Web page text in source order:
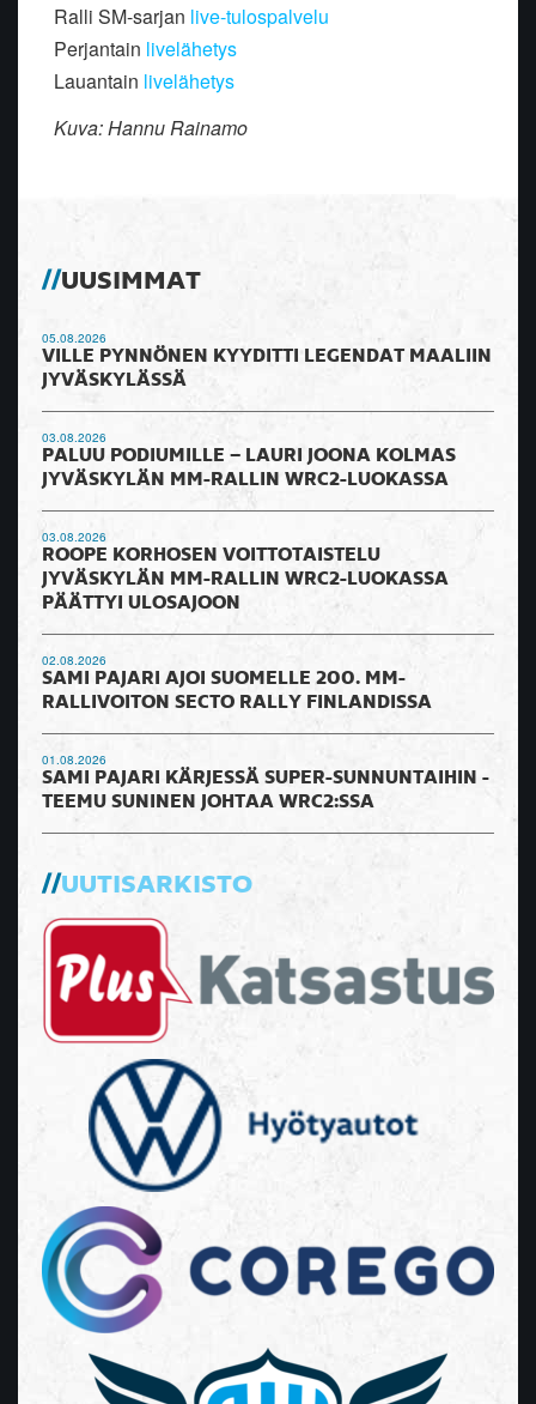
Ralli SM-sarjan live-tulospalvelu
Perjantain livelähetys
Lauantain livelähetys
Kuva: Hannu Rainamo
UUSIMMAT
05.08.2026
VILLE PYNNÖNEN KYYDITTI LEGENDAT MAALIIN
JYVÄSKYLÄSSÄ
03.08.2026
PALUU PODIUMILLE – LAURI JOONA KOLMAS
JYVÄSKYLÄN MM-RALLIN WRC2-LUOKASSA
03.08.2026
ROOPE KORHOSEN VOITTOTAISTELU
JYVÄSKYLÄN MM-RALLIN WRC2-LUOKASSA
PÄÄTTYI ULOSAJOON
02.08.2026
SAMI PAJARI AJOI SUOMELLE 200. MM-
RALLIVOITON SECTO RALLY FINLANDISSA
01.08.2026
SAMI PAJARI KÄRJESSÄ SUPER-SUNNUNTAIHIN -
TEEMU SUNINEN JOHTAA WRC2:SSA
UUTISARKISTO